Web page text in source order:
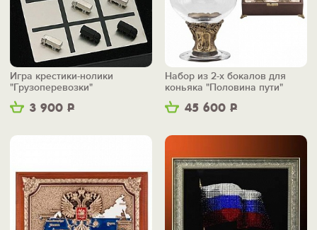
3 900 Р
Игра крестики-нолики
"Грузоперевозки"
45 600 Р
Набор из 2-х бокалов для
коньяка "Половина пути"